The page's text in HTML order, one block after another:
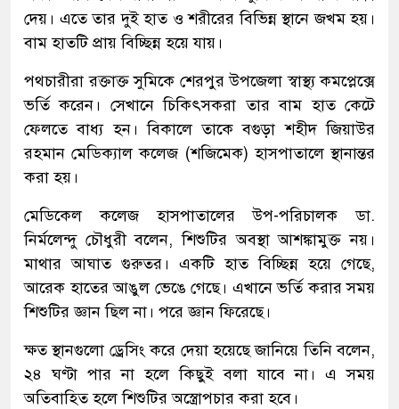
দেয়। এতে তার দুই হাত ও শরীরের বিভিন্ন স্থানে জখম হয়।
বাম হাতটি প্রায় বিচ্ছিন্ন হয়ে যায়।
পথচারীরা রক্তাক্ত সুমিকে শেরপুর উপজেলা স্বাস্থ্য কমপ্লেক্সে
ভর্তি করেন। সেখানে চিকিৎসকরা তার বাম হাত কেটে
ফেলতে বাধ্য হন। বিকালে তাকে বগুড়া শহীদ জিয়াউর
রহমান মেডিক্যাল কলেজ (শজিমেক) হাসপাতালে স্থানান্তর
করা হয়।
মেডিকেল কলেজ হাসপাতালের উপ-পরিচালক ডা.
নির্মলেন্দু চৌধুরী বলেন, শিশুটির অবস্থা আশঙ্কামুক্ত নয়।
মাথার আঘাত গুরুতর। একটি হাত বিচ্ছিন্ন হয়ে গেছে,
আরেক হাতের আঙুল ভেঙে গেছে। এখানে ভর্তি করার সময়
শিশুটির জ্ঞান ছিল না। পরে জ্ঞান ফিরেছে।
ক্ষত স্থানগুলো ড্রেসিং করে দেয়া হয়েছে জানিয়ে তিনি বলেন,
২৪ ঘণ্টা পার না হলে কিছুই বলা যাবে না। এ সময়
অতিবাহিত হলে শিশুটির অস্ত্রোপচার করা হবে।